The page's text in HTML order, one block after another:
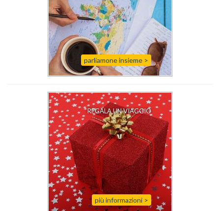
parliamone insieme >
REGALA UN VIAGGIO
più informazioni >